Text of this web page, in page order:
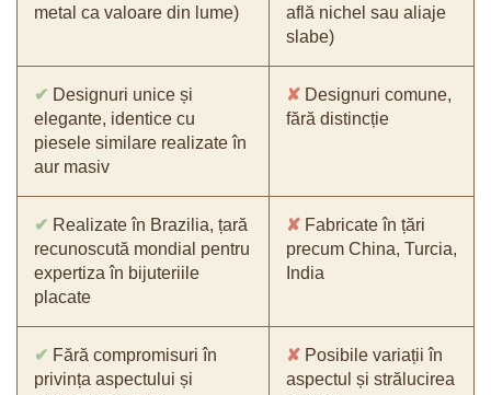
metal ca valoare din lume)
află nichel sau aliaje
slabe)
✔ Designuri unice și
elegante, identice cu
piesele similare realizate în
aur masiv
✘ Designuri comune,
fără distincție
✔ Realizate în Brazilia, țară
recunoscută mondial pentru
expertiza în bijuteriile
placate
✘ Fabricate în țări
precum China, Turcia,
India
✔ Fără compromisuri în
privința aspectului și
✘ Posibile variații în
aspectul și strălucirea